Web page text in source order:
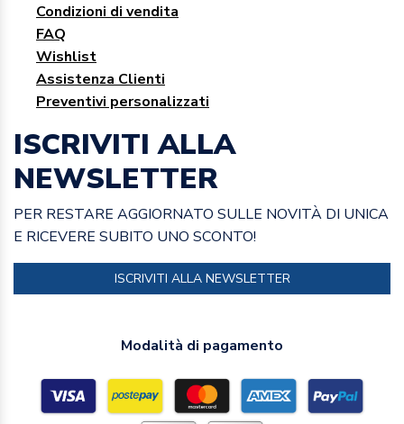
Condizioni di vendita
FAQ
Wishlist
Assistenza Clienti
Preventivi personalizzati
ISCRIVITI ALLA
NEWSLETTER
PER RESTARE AGGIORNATO SULLE NOVITÀ DI UNICA
E RICEVERE SUBITO UNO SCONTO!
ISCRIVITI ALLA NEWSLETTER
Modalità di pagamento